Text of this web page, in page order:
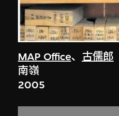
MAP Office、 古儒郎
南嶺
2005